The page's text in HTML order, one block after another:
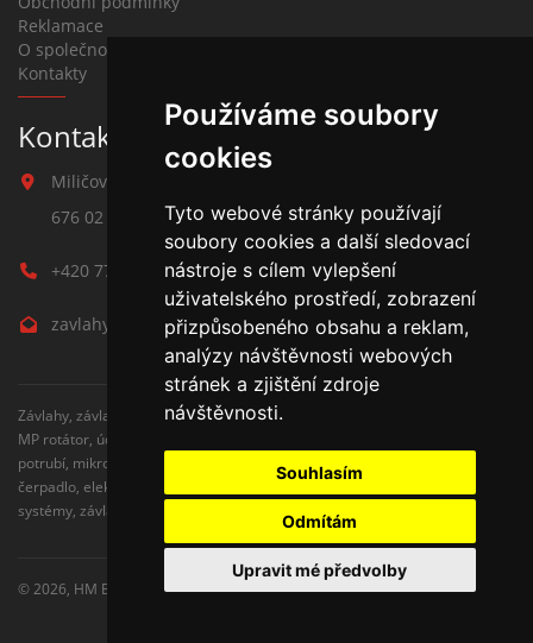
Používáme soubory
cookies
Tyto webové stránky používají
soubory cookies a další sledovací
nástroje s cílem vylepšení
uživatelského prostředí, zobrazení
přizpůsobeného obsahu a reklam,
analýzy návštěvnosti webových
stránek a zjištění zdroje
návštěvnosti.
Souhlasím
Odmítám
Upravit mé předvolby
Reklamace
O společnosti
Kontakty
Kontakt na závlahy
Miličova 541
676 02 Moravské Budějovice
+420 777 780 938
zavlahy@hmbuilding.cz
Závlahy, závlahové systémy, AZS, postřikovače, trysky, kapenkova závlaha,
MP rotátor, úderove postřikovače, automatické zavlažovaní, kapkovací
potrubí, mikrozávlaha, zahradní hadice, zahradní sloupky, Hunter,
čerpadlo, elektromagnetické ventily, zavlažovaní trávníku, zavlažovací
systémy, závlaha svépomocí, rozvodné potrubí, čidlo srážek
© 2026, HM Building s.r.o.